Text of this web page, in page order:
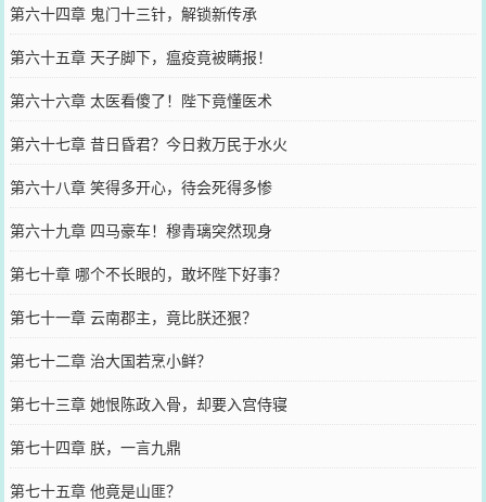
第六十四章 鬼门十三针，解锁新传承
第六十五章 天子脚下，瘟疫竟被瞒报！
第六十六章 太医看傻了！陛下竟懂医术
第六十七章 昔日昏君？今日救万民于水火
第六十八章 笑得多开心，待会死得多惨
第六十九章 四马豪车！穆青璃突然现身
第七十章 哪个不长眼的，敢坏陛下好事？
第七十一章 云南郡主，竟比朕还狠？
第七十二章 治大国若烹小鲜？
第七十三章 她恨陈政入骨，却要入宫侍寝
第七十四章 朕，一言九鼎
第七十五章 他竟是山匪？